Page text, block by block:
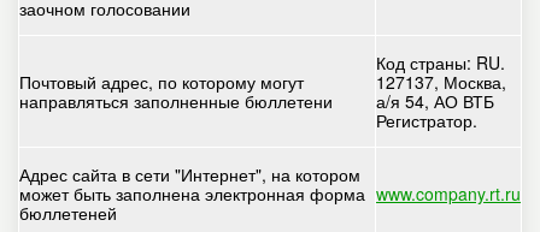
заочном голосовании
Почтовый адрес, по которому могут
направляться заполненные бюллетени
Код страны: RU.
127137, Москва,
а/я 54, АО ВТБ
Регистратор.
Адрес сайта в сети "Интернет", на котором
может быть заполнена электронная форма
бюллетеней
www.company.rt.ru